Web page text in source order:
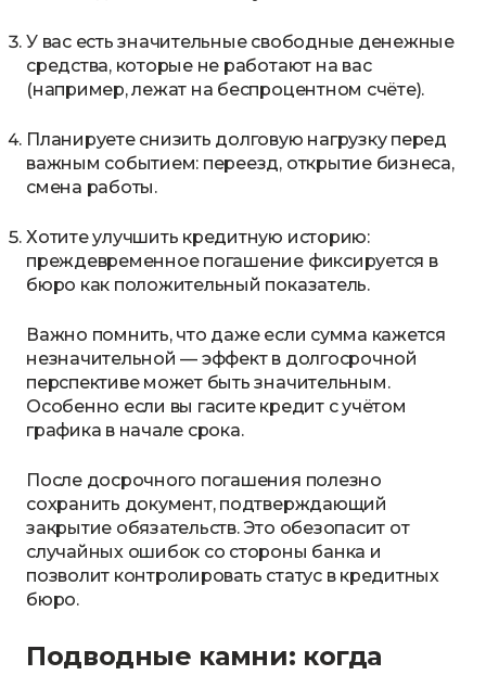
У вас есть значительные свободные денежные
средства, которые не работают на вас
(например, лежат на беспроцентном счёте).
Планируете снизить долговую нагрузку перед
важным событием: переезд, открытие бизнеса,
смена работы.
Хотите улучшить кредитную историю:
преждевременное погашение фиксируется в
бюро как положительный показатель.
Важно помнить, что даже если сумма кажется
незначительной — эффект в долгосрочной
перспективе может быть значительным.
Особенно если вы гасите кредит с учётом
графика в начале срока.
После досрочного погашения полезно
сохранить документ, подтверждающий
закрытие обязательств. Это обезопасит от
случайных ошибок со стороны банка и
позволит контролировать статус в кредитных
бюро.
Подводные камни: когда